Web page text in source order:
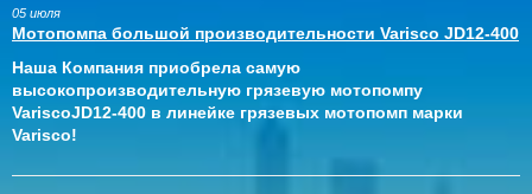
05 июля
Мотопомпа большой производительности Varisco JD12-400
Наша Компания приобрела самую
высокопроизводительную грязевую мотопомпу
VariscoJD12-400 в линейке грязевых мотопомп марки
Varisco!